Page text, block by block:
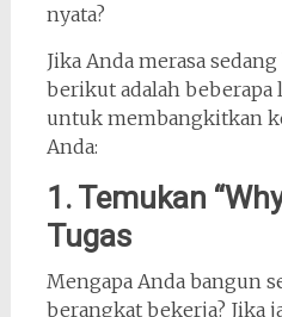
nyata?
Jika Anda merasa
berikut adalah beberapa
untuk membangkitkan
Anda:
1. Temukan
Tugas
Mengapa Anda bangun
berangkat bekerja? Jika